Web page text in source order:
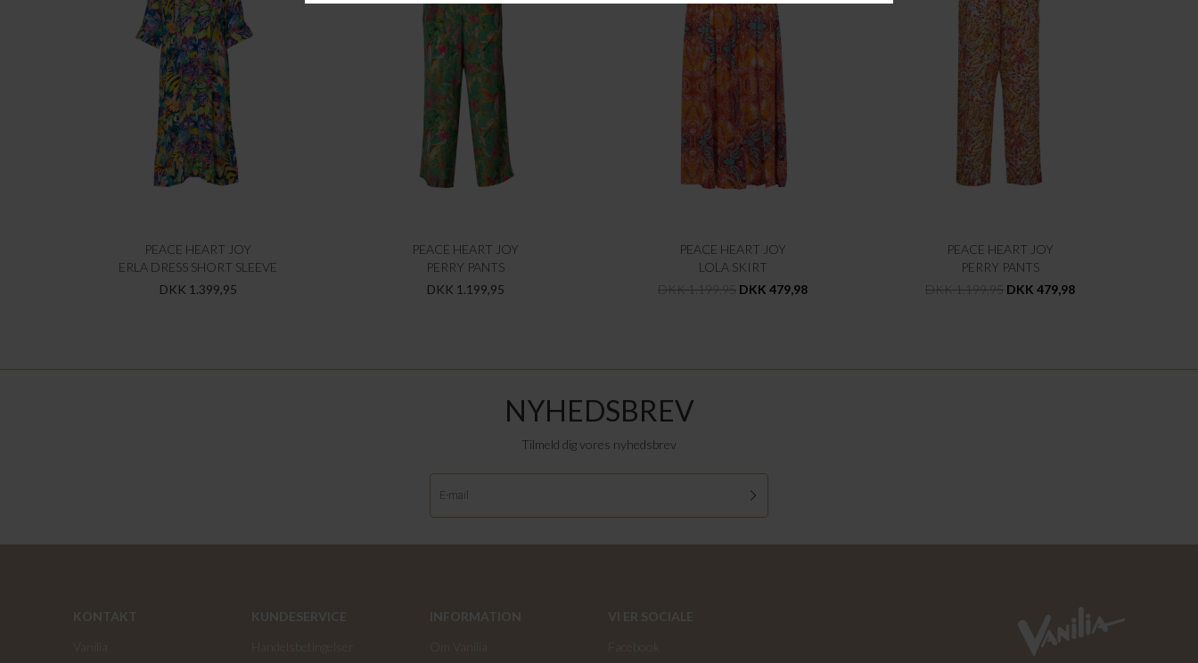
PEACE HEART JOY
ERLA DRESS SHORT SLEEVE
DKK 1.399,95
PEACE HEART JOY
PERRY PANTS
DKK 1.199,95
PEACE HEART JOY
LOLA SKIRT
DKK 1.199,95 DKK 479,98
PEACE HEART JOY
PERRY PANTS
DKK 1.199,95 DKK 479,98
NYHEDSBREV
Tilmeld dig vores nyhedsbrev
KONTAKT
KUNDESERVICE
INFORMATION
VI ER SOCIALE